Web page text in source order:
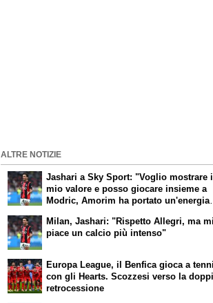
ALTRE NOTIZIE
Jashari a Sky Sport: "Voglio mostrare
mio valore e posso giocare insieme a
Modric, Amorim ha portato un'energia e
Milan, Jashari: "Rispetto Allegri, ma mi
piace un calcio più intenso"
Europa League, il Benfica gioca a
con gli Hearts. Scozzesi verso la
retrocessione